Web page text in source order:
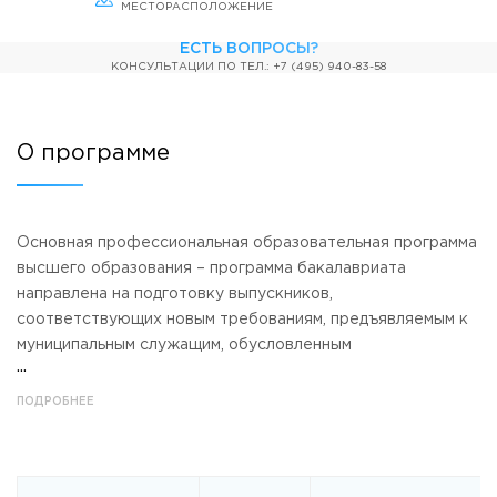
пн-пт: с 10:00 до 17:00;
сб: с 10:00 до 15:30;
МЕСТОРАСПОЛОЖЕНИЕ
ЕСТЬ ВОПРОСЫ?
КОНСУЛЬТАЦИИ ПО ТЕЛ.: +7 (495) 940-83-58
О программе
Основная профессиональная образовательная программа
высшего образования – программа бакалавриата
направлена на подготовку выпускников,
соответствующих новым требованиям, предъявляемым к
муниципальным служащим, обусловленным
необходимостью модернизации экономики и общества в
целом. Содержание программы основано на синтезе
ПОДРОБНЕЕ